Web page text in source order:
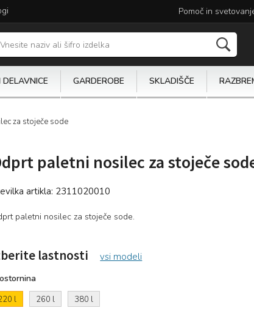
Pomoč in
GARDEROBE SKLADIŠČE
za stoječe sode
paletni nosilec za stoječe
artikla: 2311020010
paletni nosilec za stoječe sode.
lastnosti vsi modeli
l 260 l 380 l